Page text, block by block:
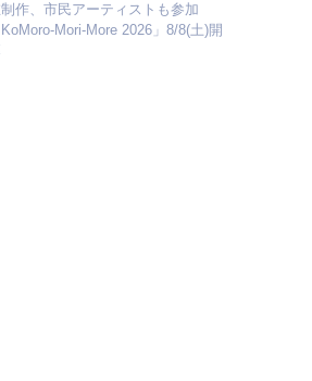
作、市民アーティストも参加
Mori-More 2026」8/8(土)開